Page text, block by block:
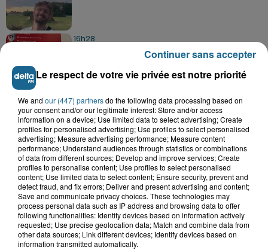
16h28
Foot, Boulogne-sur-Mer : Grégory Thil,
un directeur sportif à...
15h06
Hand : Dunkerque face à l'élite pour
préparer la saison du renouveau
14h58
Incendie à La Brasserie de Saint-Omer
: 80 personnes évacuées
Le respect de votre vie privée est notre priorité
We and our (447) partnersdo the following data processing based on
your consent and/or our legitimate interest: Store and/or access
information on a device; Use limited data to select advertising; Create
profiles for personalised advertising; Use profiles to select personalised
advertising; Measure advertising performance; Measure content
performance; Understand audiences through statistics or combinations
of data from different sources; Develop and improve services; Create
profiles to personalise content; Use profiles to select personalised
content; Use limited data to select content; Ensure security, prevent and
detect fraud, and fix errors; Deliver and present advertising and content;
Save and communicate privacy choices. These technologies may
process personal data such as IP address and browsing data to offer
following functionalities: Identify devices based on information actively
requested; Use precise geolocation data; Match and combine data from
other data sources; Link different devices; Identify devices based on
information transmitted automatically.
Continuer sans accepter